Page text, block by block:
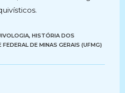
, HISTÓRIA DOS
FEDERAL DE MINAS GERAIS (UFMG)